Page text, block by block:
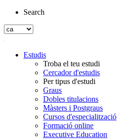
Search
Estudis
Troba el teu estudi
Cercador d'estudis
Per tipus d'estudi
Graus
Dobles titulacions
Màsters i Postgraus
Cursos d'especialització
Formació online
Executive Education